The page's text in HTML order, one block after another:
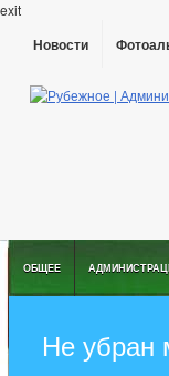
exit
Новости
ОБЩЕЕ
Не убран